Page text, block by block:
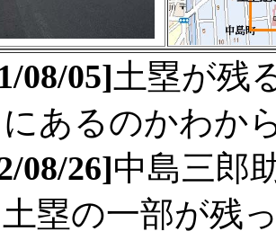
08/05]土塁が残
あるのかわか
08/26]中島三郎
塁の一部が残